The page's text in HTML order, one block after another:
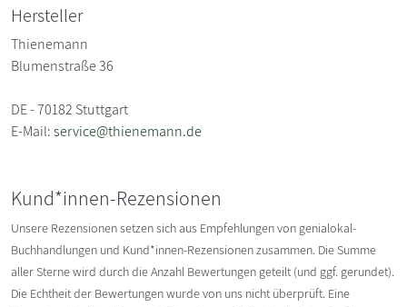
Hersteller
Thienemann
Blumenstraße 36
DE - 70182 Stuttgart
E-Mail:service@thienemann.de
Kund*innen-Rezensionen
Unsere Rezensionen setzen sich aus Empfehlungen von genialokal-
Buchhandlungen und Kund*innen-Rezensionen zusammen. Die Summe
aller Sterne wird durch die Anzahl Bewertungen geteilt (und ggf. gerundet).
Die Echtheit der Bewertungen wurde von uns nicht überprüft. Eine